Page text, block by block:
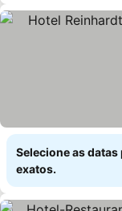
Selecione as
exatos.